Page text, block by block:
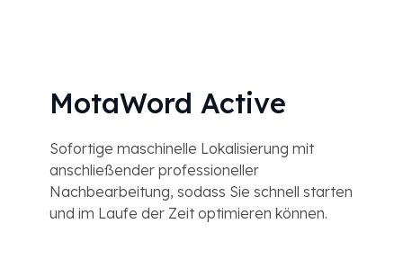
MotaWord Active
Sofortige maschinelle Lokalisierung mit
anschließender professioneller
Nachbearbeitung, sodass Sie schnell starten
und im Laufe der Zeit optimieren können.